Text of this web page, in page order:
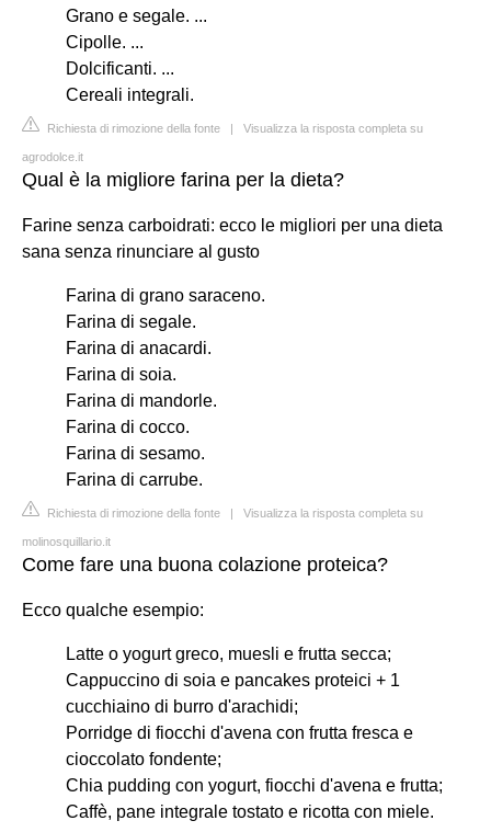
Grano e segale. ...
Cipolle. ...
Dolcificanti. ...
Cereali integrali.
Richiesta di rimozione della fonte | Visualizza la risposta completa su
agrodolce.it
Qual è la migliore farina per la dieta?
Farine senza carboidrati: ecco le migliori per una dieta
sana senza rinunciare al gusto
Farina di grano saraceno.
Farina di segale.
Farina di anacardi.
Farina di soia.
Farina di mandorle.
Farina di cocco.
Farina di sesamo.
Farina di carrube.
Richiesta di rimozione della fonte | Visualizza la risposta completa su
molinosquillario.it
Come fare una buona colazione proteica?
Ecco qualche esempio:
Latte o yogurt greco, muesli e frutta secca;
Cappuccino di soia e pancakes proteici + 1
cucchiaino di burro d'arachidi;
Porridge di fiocchi d'avena con frutta fresca e
cioccolato fondente;
Chia pudding con yogurt, fiocchi d'avena e frutta;
Caffè, pane integrale tostato e ricotta con miele.